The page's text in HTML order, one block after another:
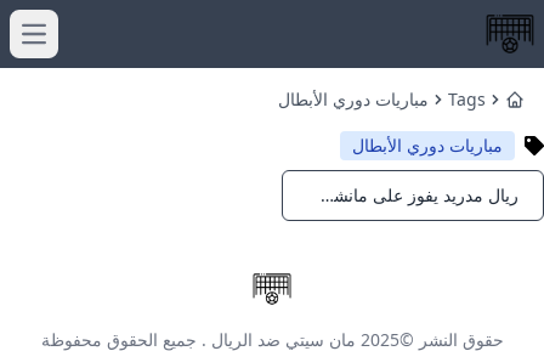
Home
Tags
مباريات دوري الأبطال
مباريات دوري الأبطال
Notifications ريال مدريد يفوز على مانشستر سيتي في مواجهة مثيرة
حقوق النشر ©2025 مان سيتي ضد الريال . جميع الحقوق محفوظة